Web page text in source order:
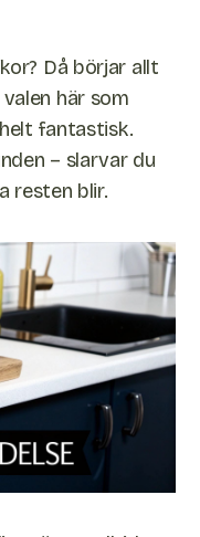
Då börjar allt
här som
fantastisk.
– slarvar du
resten blir.